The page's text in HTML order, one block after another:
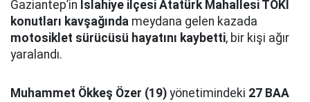
Gaziantep’in İslahiye ilçesi Atatürk Mahallesi TOKİ
konutları kavşağında meydana gelen kazada
motosiklet sürücüsü hayatını kaybetti, bir kişi ağır
yaralandı.
Muhammet Ökkeş Özer (19) yönetimindeki 27 BAA